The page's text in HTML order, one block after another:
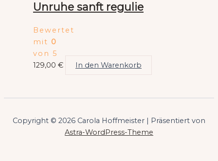
Unruhe sanft regulie
Bewertet
mit 0
von 5
129,00 € In den Warenkorb
Copyright © 2026 Carola Hoffmeister | Präsentiert von
Astra-WordPress-Theme